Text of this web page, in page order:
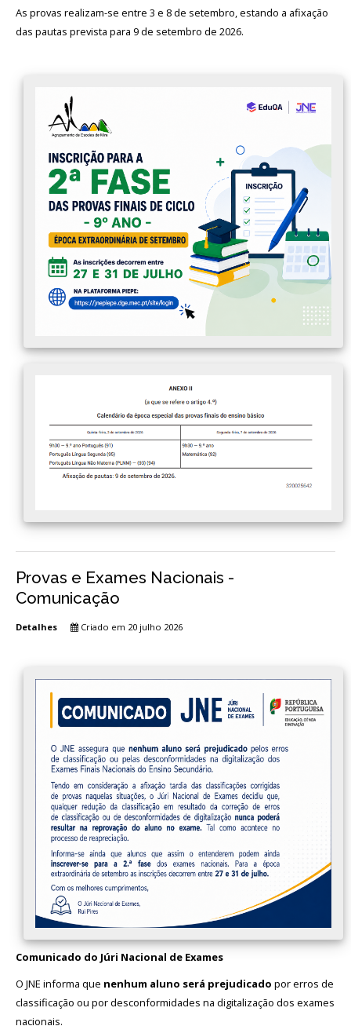
As provas realizam-se entre 3 e 8 de setembro, estando a afixação
das pautas prevista para 9 de setembro de 2026.
Provas e Exames Nacionais -
Comunicação
Detalhes Criado em 20 julho 2026
Comunicado do Júri Nacional de Exames
O JNE informa que nenhum aluno será prejudicado por erros de
classificação ou por desconformidades na digitalização dos exames
nacionais.